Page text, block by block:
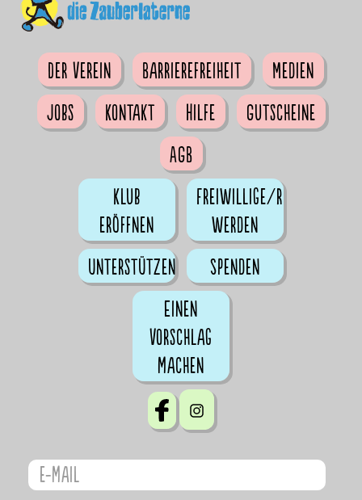
Der Verein Barrierefreiheit
Medien
Jobs
Kontakt Hilfe
Gutscheine
AGB
Klub
eröffnen
Freiwillige/r
werden
Unterstützen
Spenden
Einen
Vorschlag
machen